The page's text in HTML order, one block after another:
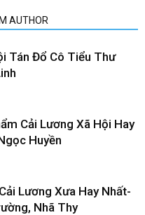
AUTHOR
Tán Đổ Cô Tiểu Thư
Cải Lương Xã Hội Hay
Huyền
Lương Xưa Hay Nhất-
Nhã Thy